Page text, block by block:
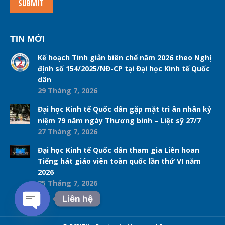
SUBMIT
TIN MỚI
Kế hoạch Tinh giản biên chế năm 2026 theo Nghị
định số 154/2025/NĐ-CP tại Đại học Kinh tế Quốc
dân
29 Tháng 7, 2026
Đại học Kinh tế Quốc dân gặp mặt tri ân nhân kỷ
niệm 79 năm ngày Thương binh – Liệt sỹ 27/7
27 Tháng 7, 2026
Đại học Kinh tế Quốc dân tham gia Liên hoan
Tiếng hát giáo viên toàn quốc lần thứ VI năm
2026
25 Tháng 7, 2026
Liên hệ